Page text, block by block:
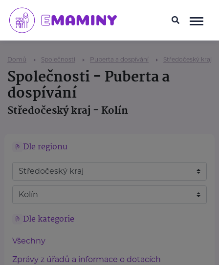
Domů Společnosti Puberta a dospívání Středočeský kraj
Společnosti - Puberta a
dospívání
Středočeský kraj - Kolín
Dle regionu
Dle kategorie
Všechny
Zprávy z úřadů a informace o dotacích